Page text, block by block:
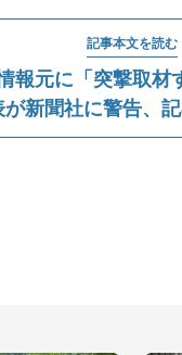
記事本文を読む
報元に「突撃取
が新聞社に警告、